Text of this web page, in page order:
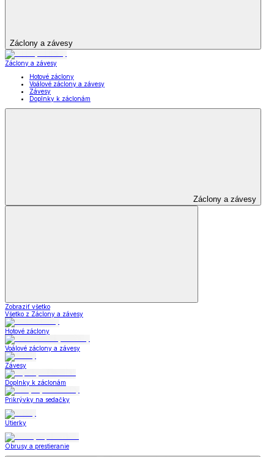
Záclony a závesy
Záclony a závesy
Hotové záclony
Voálové záclony a závesy
Závesy
Doplnky k záclonám
Záclony a závesy
Zobraziť všetko
Všetko z Záclony a závesy
Hotové záclony
Voálové záclony a závesy
Závesy
Doplnky k záclonám
Prikrývky na sedačky
Utierky
Obrusy a prestieranie